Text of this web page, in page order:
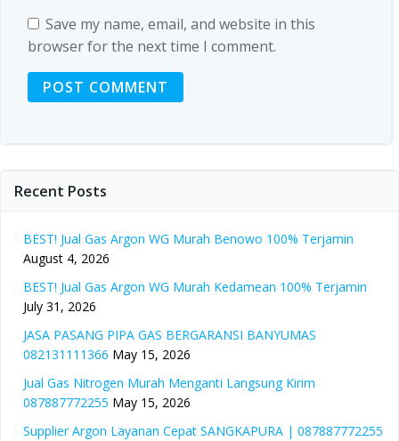
Save my name, email, and website in this
browser for the next time I comment.
Recent Posts
BEST! Jual Gas Argon WG Murah Benowo 100% Terjamin
August 4, 2026
BEST! Jual Gas Argon WG Murah Kedamean 100% Terjamin
July 31, 2026
JASA PASANG PIPA GAS BERGARANSI BANYUMAS
082131111366 May 15, 2026
Jual Gas Nitrogen Murah Menganti Langsung Kirim
087887772255 May 15, 2026
Supplier Argon Layanan Cepat SANGKAPURA | 087887772255